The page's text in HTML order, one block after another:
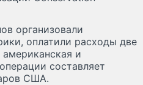
организовали
оплатили расходы две
и
составляет
США.